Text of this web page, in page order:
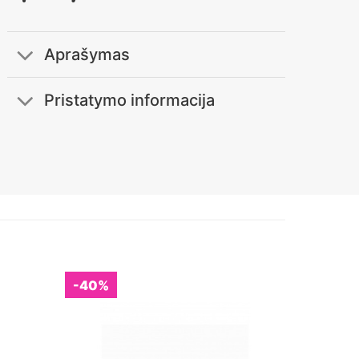
Aprašymas
Pristatymo informacija
-40%